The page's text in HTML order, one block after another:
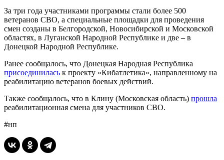
За три года участниками программы стали более 500
ветеранов СВО, а специальные площадки для проведения
смен созданы в Белгородской, Новосибирской и Московской
областях, в Луганской Народной Республике и две – в
Донецкой Народной Республике.
Ранее сообщалось, что Донецкая Народная Республика
присоединилась к проекту «Кибатлетика», направленному на
реабилитацию ветеранов боевых действий.
Также сообщалось, что в Клину (Московская область) прошла
реабилитационная смена для участников СВО.
#нп